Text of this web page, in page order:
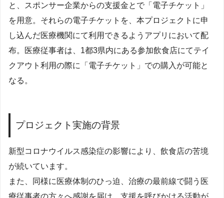
と、スポンサー企業からの支援金とで「電子チケット」
を用意。それらの電子チケットを、本プロジェクトに申
し込んだ医療機関にて利用できるようアプリにおいて配
布。医療従事者は、1都3県内にある参加飲食店にてテイ
クアウト利用の際に「電子チケット」での購入が可能と
なる。
プロジェクト実施の背景
新型コロナウイルス感染症の影響により、飲食店の苦境
が続いています。
また、同様に医療体制のひっ迫、治療の最前線で闘う医